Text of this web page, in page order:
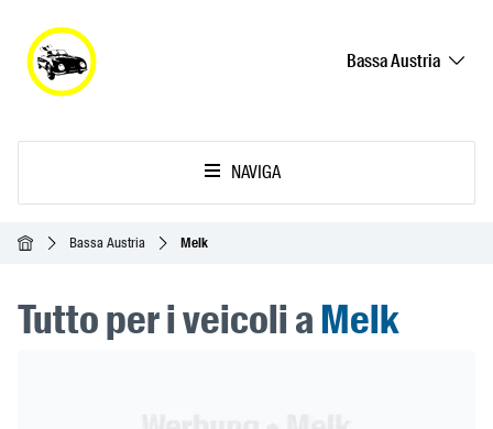
Bassa Austria
NAVIGA
Home Bassa Austria Melk
Tutto per i veicoli aMelk